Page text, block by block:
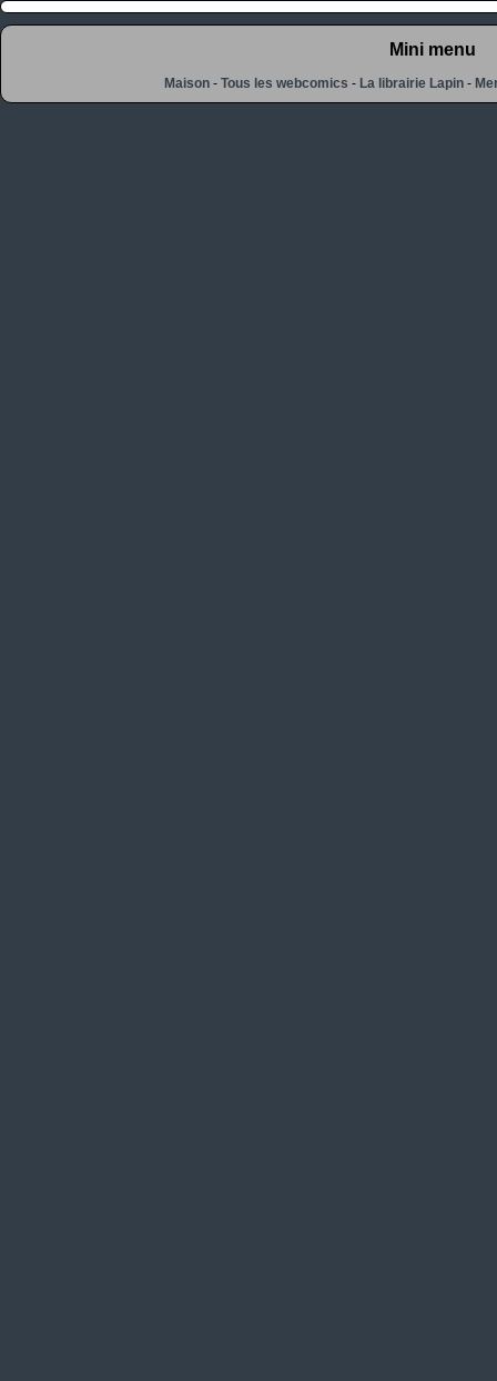
Mini menu
Maison -Tous les webcomics -La librairie Lapin -